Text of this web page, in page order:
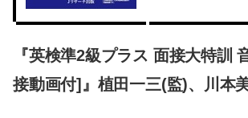
『英検準2級プラス 面接大特訓
接動画付]』植田一三(監)、川本